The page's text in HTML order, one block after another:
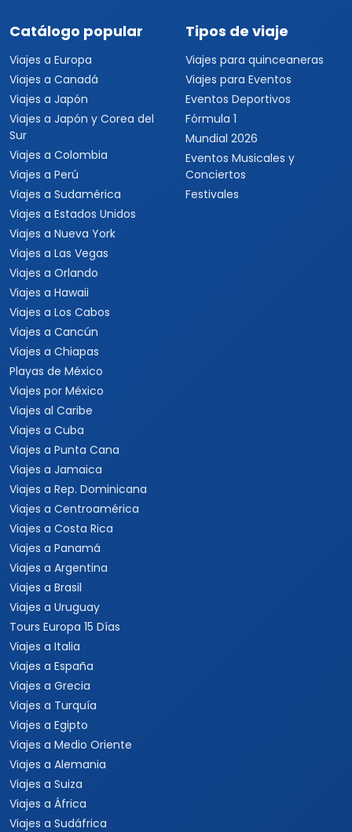
Catálogo popular
Viajes a Europa
Viajes a Canadá
Viajes a Japón
Viajes a Japón y Corea del
Sur
Viajes a Colombia
Viajes a Perú
Viajes a Sudamérica
Viajes a Estados Unidos
Viajes a Nueva York
Viajes a Las Vegas
Viajes a Orlando
Viajes a Hawaii
Viajes a Los Cabos
Viajes a Cancún
Viajes a Chiapas
Playas de México
Viajes por México
Viajes al Caribe
Viajes a Cuba
Viajes a Punta Cana
Viajes a Jamaica
Viajes a Rep. Dominicana
Viajes a Centroamérica
Viajes a Costa Rica
Viajes a Panamá
Viajes a Argentina
Viajes a Brasil
Viajes a Uruguay
Tours Europa 15 Días
Viajes a Italia
Viajes a España
Viajes a Grecia
Viajes a Turquía
Viajes a Egipto
Viajes a Medio Oriente
Viajes a Alemania
Viajes a Suiza
Viajes a África
Viajes a Sudáfrica
Tipos de viaje
Viajes para quinceaneras
Viajes para Eventos
Eventos Deportivos
Fórmula 1
Mundial 2026
Eventos Musicales y
Conciertos
Festivales